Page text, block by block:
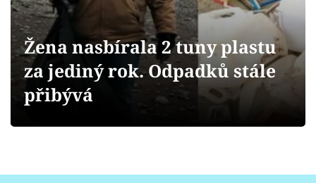
Přihlášení
Sledujte nás
Žena nasbírala 2 tuny plastu
za jediný rok. Odpadků stále
přibývá